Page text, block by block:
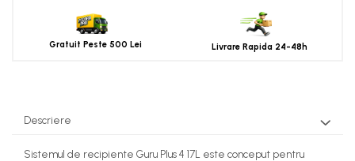
Gratuit Peste 500 Lei Livrare Rapida 24-48h
Descriere
Sistemul de recipiente Guru Plus 4 17L este conceput pentru